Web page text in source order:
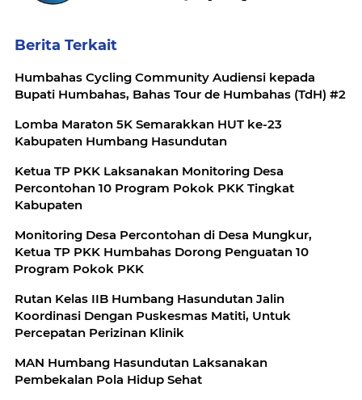
Berita Terkait
Humbahas Cycling Community Audiensi kepada
Bupati Humbahas, Bahas Tour de Humbahas (TdH) #2
Lomba Maraton 5K Semarakkan HUT ke-23
Kabupaten Humbang Hasundutan
Ketua TP PKK Laksanakan Monitoring Desa
Percontohan 10 Program Pokok PKK Tingkat
Kabupaten
Monitoring Desa Percontohan di Desa Mungkur,
Ketua TP PKK Humbahas Dorong Penguatan 10
Program Pokok PKK
Rutan Kelas IIB Humbang Hasundutan Jalin
Koordinasi Dengan Puskesmas Matiti, Untuk
Percepatan Perizinan Klinik
MAN Humbang Hasundutan Laksanakan
Pembekalan Pola Hidup Sehat